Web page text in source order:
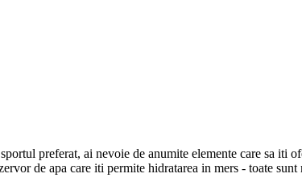
preferat, ai nevoie de anumite elemente care sa iti
de apa care iti permite hidratarea in mers - toate